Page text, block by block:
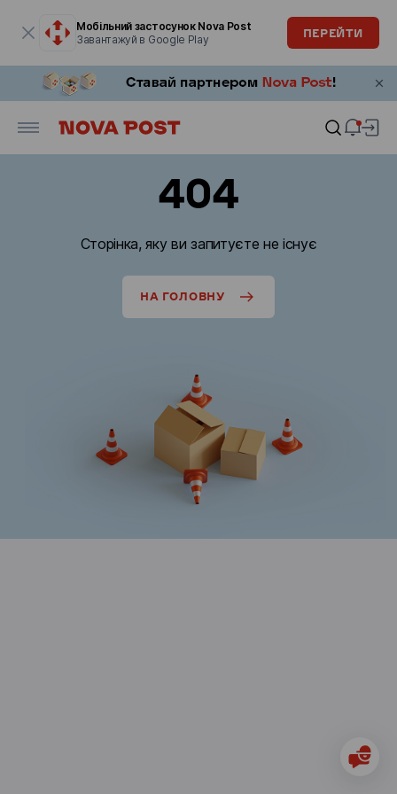
Мобільний застосунок Nova Post
Завантажуй в Google Play
ПЕРЕЙТИ
404
Сторінка, яку ви запитуєте не існує
НА ГОЛОВНУ